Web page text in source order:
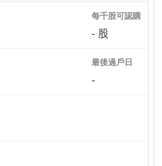
每千股可認購
- 股
最後過戶日
-